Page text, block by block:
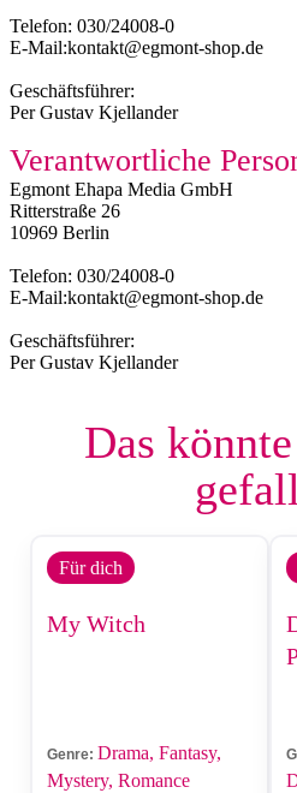
Telefon: 030/24008-0
E-Mail:kontakt@egmont-shop.de
Geschäftsführer:
Per Gustav Kjellander
Verantwortliche
Egmont Ehapa Media GmbH
Ritterstraße 26
10969 Berlin
Telefon: 030/24008-0
E-Mail:kontakt@egmont-shop.de
Geschäftsführer:
Per Gustav Kjellander
Das
Für dich
My Witch
Genre: Drama, Fantasy,
Mystery, Romance